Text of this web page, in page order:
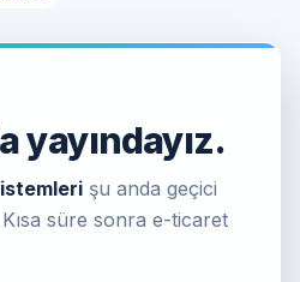
yayındayız.
şu anda geçici
Kısa süre sonra e-ticaret